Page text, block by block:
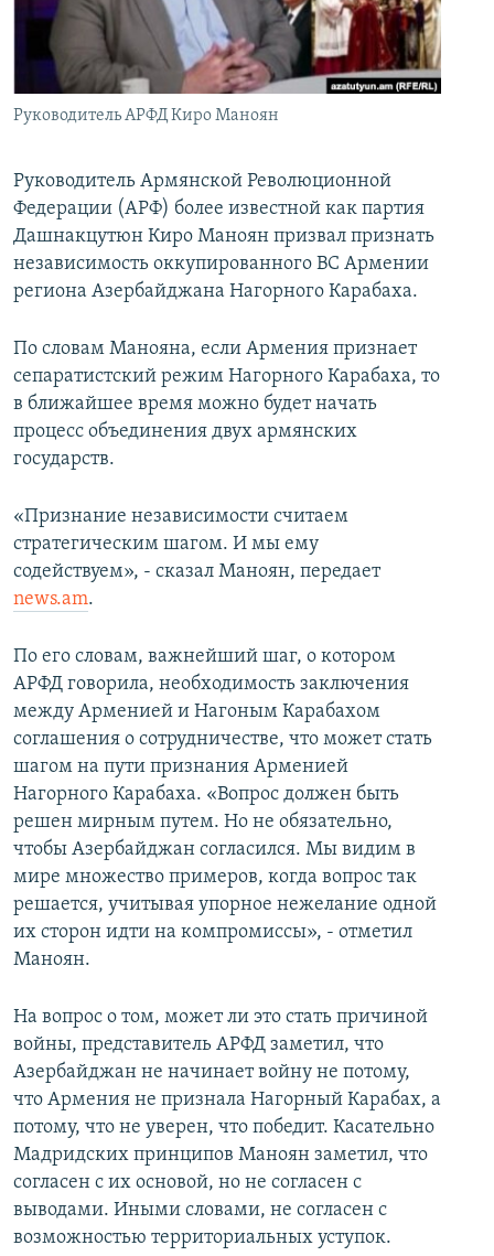
İNFOQRAFIKA
KARIKATURA
AZƏRBAYCAN ƏDƏBIYYATI KITABXANASI
İSLAM VƏ DEMOKRATIYA
MISSIYAMIZ
PEŞƏ ETIKASI VƏ JURNALISTIKA STANDARTLARIMIZ
BIZIMLƏ ƏLAQƏ
XƏBƏR BÜLLETENLƏRIMIZ
BIZI IZLƏ
Руководитель АРФД Киро Маноян
Руководитель Армянской Революционной
Федерации (АРФ) более известной как партия
Дашнакцутюн Киро Маноян призвал признать
независимость оккупированного ВС Армении
региона Азербайджана Нагорного Карабаха.
По словам Манояна, если Армения признает
сепаратистский режим Нагорного Карабаха, то
в ближайшее время можно будет начать
процесс объединения двух армянских
государств.
«Признание независимости считаем
стратегическим шагом. И мы ему
содействуем», - сказал Маноян, передает
news.am.
По его словам, важнейший шаг, о котором
АРФД говорила, необходимость заключения
между Арменией и Нагоным Карабахом
соглашения о сотрудничестве, что может стать
шагом на пути признания Арменией
Нагорного Карабаха. «Вопрос должен быть
решен мирным путем. Но не обязательно,
чтобы Азербайджан согласился. Мы видим в
мире множество примеров, когда вопрос так
решается, учитывая упорное нежелание одной
их сторон идти на компромиссы», - отметил
Маноян.
На вопрос о том, может ли это стать причиной
войны, представитель АРФД заметил, что
Азербайджан не начинает войну не потому,
что Армения не признала Нагорный Карабах, а
потому, что не уверен, что победит. Касательно
Мадридских принципов Маноян заметил, что
согласен с их основой, но не согласен с
выводами. Иными словами, не согласен с
возможностью территориальных уступок.